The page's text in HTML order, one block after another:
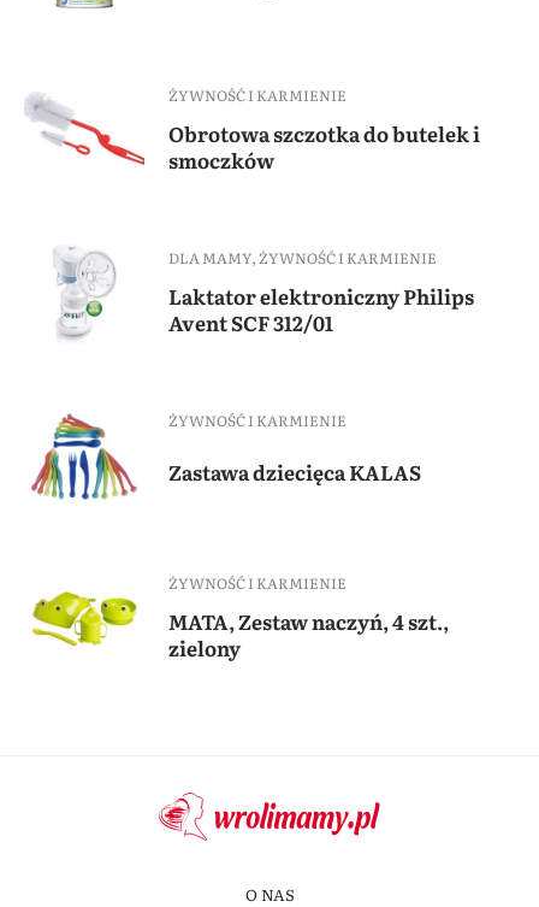
ŻYWNOŚĆ I KARMIENIE
Obrotowa szczotka do butelek i
smoczków
DLA MAMY,ŻYWNOŚĆ I KARMIENIE
Laktator elektroniczny Philips
Avent SCF 312/01
ŻYWNOŚĆ I KARMIENIE
Zastawa dziecięca KALAS
ŻYWNOŚĆ I KARMIENIE
MATA, Zestaw naczyń, 4 szt.,
zielony
O NAS